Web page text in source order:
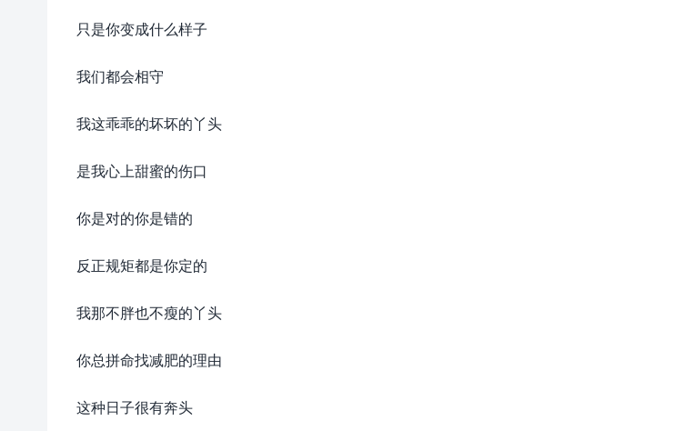
只是你变成什么样子
我们都会相守
我这乖乖的坏坏的丫头
是我心上甜蜜的伤口
你是对的你是错的
反正规矩都是你定的
我那不胖也不瘦的丫头
你总拼命找减肥的理由
这种日子很有奔头